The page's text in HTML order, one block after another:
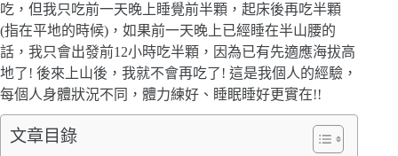
吃，但我只吃前一天晚上睡覺前半顆，起床後再吃半顆
(指在平地的時候)，如果前一天晚上已經睡在半山腰的
話，我只會出發前12小時吃半顆，因為已有先適應海拔高
地了! 後來上山後，我就不會再吃了! 這是我個人的經驗，
每個人身體狀況不同，體力練好、睡眠睡好更實在!!
文章目錄